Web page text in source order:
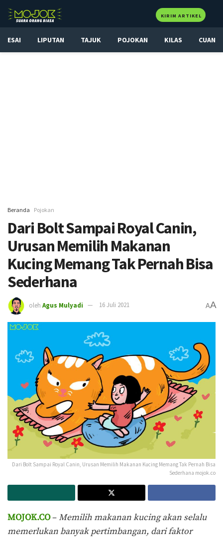
KIRIM ARTIKEL
ESAI LIPUTAN TAJUK POJOKAN KILAS CUAN
Beranda Pojokan
Dari Bolt Sampai Royal Canin,
Urusan Memilih Makanan
Kucing Memang Tak Pernah Bisa
Sederhana
oleh Agus Mulyadi 16 Juli 2021 AA
Dari Bolt Sampai Royal Canin, Urusan Memilih Makanan Kucing Memang Tak Pernah Bisa
Sederhana mojok.co
MOJOK.CO–Memilih makanan kucing akan selalu
memerlukan banyak pertimbangan, dari faktor